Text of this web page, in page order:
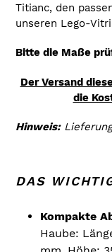
Titianc, den
unseren Lego-
Bitte die Maße
Der Versand
die
Hinweis:
DAS
Kompakte
Haube: